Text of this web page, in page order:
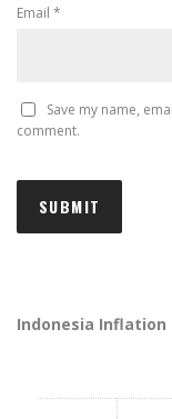
Email *
Save my name,
comment.
Indonesia Inflation